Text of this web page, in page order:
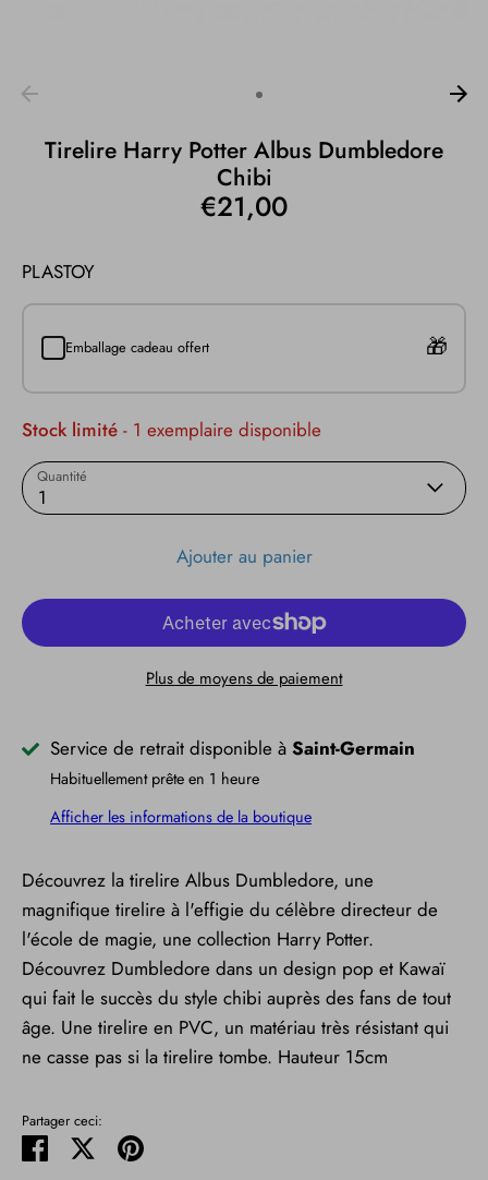
Tirelire Harry Potter Albus Dumbledore
Chibi
€21,00
PLASTOY
Emballage cadeau offert
Stock limité - 1 exemplaire disponible
Quantité
1
Ajouter au panier
Plus de moyens de paiement
Service de retrait disponible à Saint-Germain
Habituellement prête en 1 heure
Afficher les informations de la boutique
Découvrez la tirelire Albus Dumbledore, une
magnifique tirelire à l'effigie du célèbre directeur de
l'école de magie, une collection Harry Potter.
Découvrez Dumbledore dans un design pop et Kawaï
qui fait le succès du style chibi auprès des fans de tout
âge. Une tirelire en PVC, un matériau très résistant qui
ne casse pas si la tirelire tombe. Hauteur 15cm
Partager ceci:
Partager TweeterÉpingler